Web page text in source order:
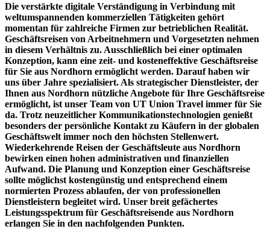
Die verstärkte digitale Verständigung in Verbindung mit
weltumspannenden kommerziellen Tätigkeiten gehört
momentan für zahlreiche Firmen zur betrieblichen Realität.
Geschäftsreisen von Arbeitnehmern und Vorgesetzten nehmen
in diesem Verhältnis zu. Ausschließlich bei einer optimalen
Konzeption, kann eine zeit- und kosteneffektive Geschäftsreise
für Sie aus Nordhorn ermöglicht werden. Darauf haben wir
uns über Jahre spezialisiert. Als strategischer Dienstleister, der
Ihnen aus Nordhorn nützliche Angebote für Ihre Geschäftsreise
ermöglicht, ist unser Team von UT Union Travel immer für Sie
da. Trotz neuzeitlicher Kommunikationstechnologien genießt
besonders der persönliche Kontakt zu Käufern in der globalen
Geschäftswelt immer noch den höchsten Stellenwert.
Wiederkehrende Reisen der Geschäftsleute aus Nordhorn
bewirken einen hohen administrativen und finanziellen
Aufwand. Die Planung und Konzeption einer Geschäftsreise
sollte möglichst kostengünstig und entsprechend einem
normierten Prozess ablaufen, der von professionellen
Dienstleistern begleitet wird. Unser breit gefächertes
Leistungsspektrum für Geschäftsreisende aus Nordhorn
erlangen Sie in den nachfolgenden Punkten.